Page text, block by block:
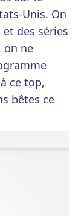
Unis. On
des séries
on ne
ce top,
bêtes ce